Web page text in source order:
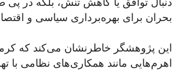
دنبال توافق یا کاهش تنش، بلکه در پی
بحران برای بهره‌برداری سیاسی و
این پژوهشگر خاطرنشان می‌کند که
اهرم‌هایی مانند همکاری‌های نظامی با